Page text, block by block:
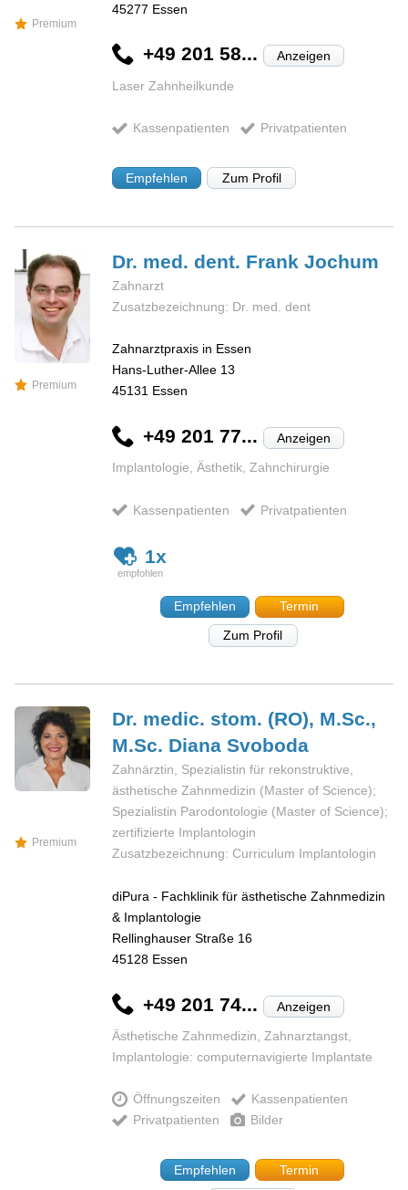
Premium
45277 Essen
+49 201 58... Anzeigen
Laser Zahnheilkunde
Kassenpatienten Privatpatienten
Empfehlen Zum Profil
Premium
Dr. med. dent. FrankJochum
Zahnarzt
Zusatzbezeichnung: Dr. med. dent
Zahnarztpraxis in Essen
Hans-Luther-Allee 13
45131 Essen
+49 201 77... Anzeigen
Implantologie, Ästhetik, Zahnchirurgie
Kassenpatienten Privatpatienten
1x
Empfehlen
Termin
Zum Profil
Premium
Dr. medic. stom. (RO), M.Sc.,
M.Sc. DianaSvoboda
Zahnärztin, Spezialistin für rekonstruktive,
ästhetische Zahnmedizin (Master of Science);
Spezialistin Parodontologie (Master of Science);
zertifizierte Implantologin
Zusatzbezeichnung: Curriculum Implantologin
diPura - Fachklinik für ästhetische Zahnmedizin
& Implantologie
Rellinghauser Straße 16
45128 Essen
+49 201 74... Anzeigen
Ästhetische Zahnmedizin, Zahnarztangst,
Implantologie: computernavigierte Implantate
Öffnungszeiten
Kassenpatienten
Privatpatienten
Bilder
Empfehlen
Termin